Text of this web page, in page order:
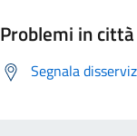
Problemi in città
Segnala